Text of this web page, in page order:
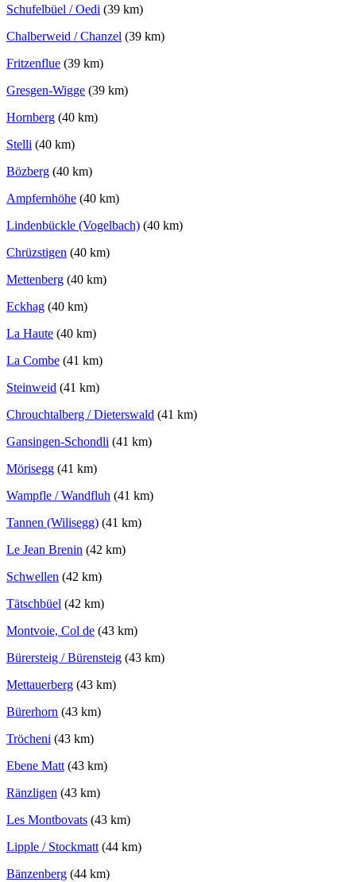
Schufelbüel / Oedi (39 km)
Chalberweid / Chanzel (39 km)
Fritzenflue (39 km)
Gresgen-Wigge (39 km)
Hornberg (40 km)
Stelli (40 km)
Bözberg (40 km)
Ampfernhöhe (40 km)
Lindenbückle (Vogelbach) (40 km)
Chrüzstigen (40 km)
Mettenberg (40 km)
Eckhag (40 km)
La Haute (40 km)
La Combe (41 km)
Steinweid (41 km)
Chrouchtalberg / Dieterswald (41 km)
Gansingen-Schondli (41 km)
Mörisegg (41 km)
Wampfle / Wandfluh (41 km)
Tannen (Wilisegg) (41 km)
Le Jean Brenin (42 km)
Schwellen (42 km)
Tätschbüel (42 km)
Montvoie, Col de (43 km)
Bürersteig / Bürensteig (43 km)
Mettauerberg (43 km)
Bürerhorn (43 km)
Tröcheni (43 km)
Ebene Matt(43 km)
Ränzligen (43 km)
Les Montbovats (43 km)
Lipple / Stockmatt(44 km)
Bänzenberg (44 km)